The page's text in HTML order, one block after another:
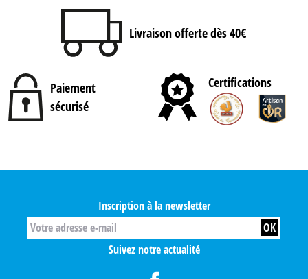
Livraison offerte dès 40€
Paiement
sécurisé
Certifications
Inscription à la newsletter
Suivez notre actualité